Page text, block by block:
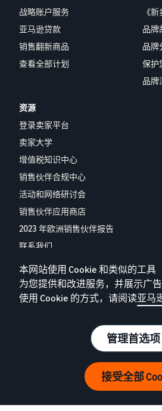
战略账户服务
亚马逊贷款
销售翻新商品
查看全部计划
《
品牌
品牌
保护
品牌
资源
登录卖家平台
卖家大学
增值税知识中心
销售伙伴合规中心
活动和网络研讨会
销售伙伴应用商店
2023 年欧洲销售伙伴报告
联系我们
隐私政策
Cookie
© 2025 Amazon.com, Inc. 或
本网站使用 Cookie 和类似的工具
为您提供和改进服务，并展示广
使用 Cookie 的方式，请阅读亚马
管理首选项
接受全部